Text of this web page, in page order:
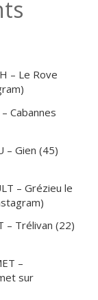
– Le Rove
Cabannes
– Gien (45)
– Grézieu le
– Trélivan (22)
–
sur